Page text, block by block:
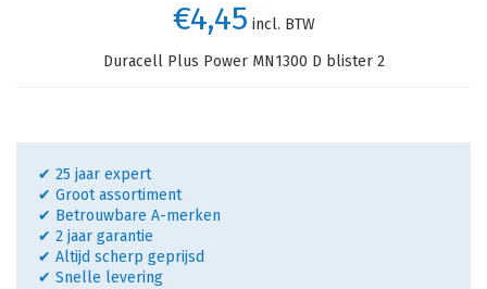
€4,45 incl. BTW
Duracell Plus Power MN1300 D blister 2
✔ 25 jaar expert
✔ Groot assortiment
✔ Betrouwbare A-merken
✔ 2 jaar garantie
✔ Altijd scherp geprijsd
✔ Snelle levering